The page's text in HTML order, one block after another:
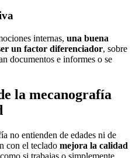
internas, una buena
un factor diferenciador, sobre
documentos e informes o se
la mecanografía
no entienden de edades ni de
con el teclado mejora la calidad
si trabajas o simplemente